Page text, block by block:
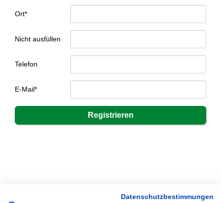
Ort*
Nicht ausfüllen
Telefon
E-Mail*
Datenschutzbestimmungen